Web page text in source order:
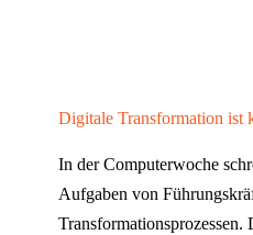
Digitale Transformation ist
In der Computerwoche
Aufgaben von